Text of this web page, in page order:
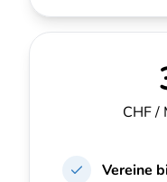
CHF /
Vereine